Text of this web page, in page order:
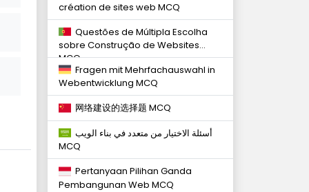
création de sites web MCQ
Questões de Múltipla Escolha
sobre Construção de Websites
MCQ
Fragen mit Mehrfachauswahl in
Webentwicklung MCQ
网络建设的选择题 MCQ
MCQ
Pertanyaan Pilihan Ganda
Pembangunan Web MCQ